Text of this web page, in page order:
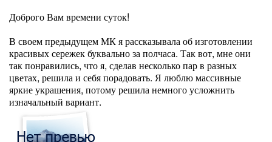
Доброго Вам времени суток!
В своем предыдущем МК я рассказывала об изготовлении
красивых сережек буквально за полчаса. Так вот, мне они
так понравились, что я, сделав несколько пар в разных
цветах, решила и себя порадовать. Я люблю массивные
яркие украшения, потому решила немного усложнить
изначальный вариант.